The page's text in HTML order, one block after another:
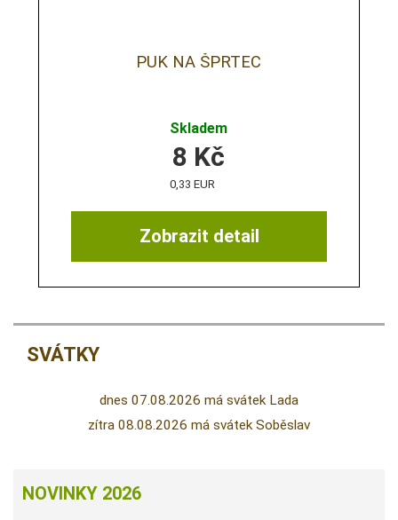
PUK NA ŠPRTEC
Skladem
Zobrazit detail
8 Kč
0,33 EUR
SVÁTKY
dnes 07.08.2026 má svátek Lada
zítra 08.08.2026 má svátek Soběslav
NOVINKY 2026